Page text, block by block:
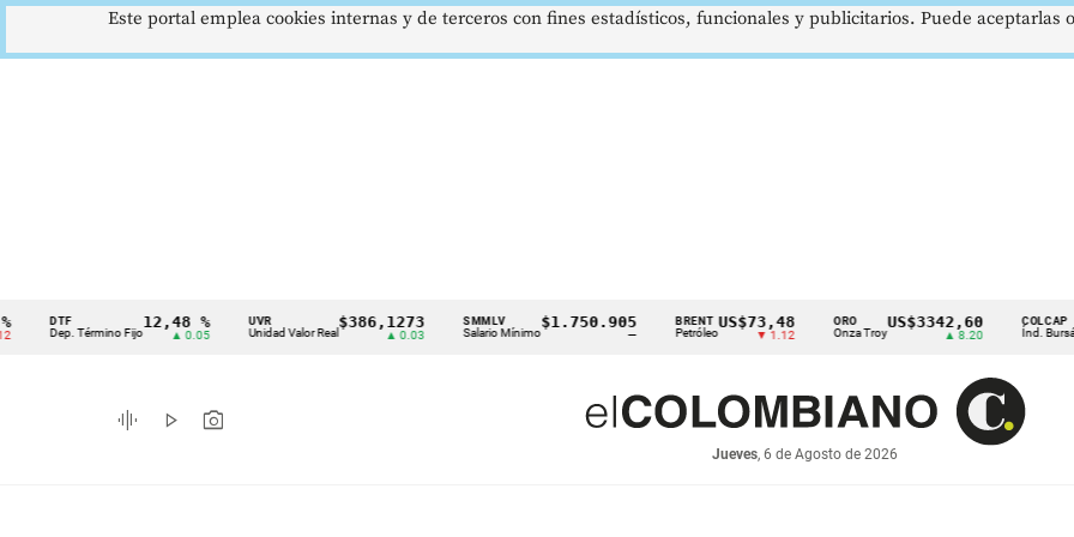
Cintillo
indicadores
económicos
DTF
Dep. Término Fijo
12,48 %
▲ 0.05
UVR
Unidad Valor Real
$386,1273 SMMLV
Salario Mínimo
$1.750.905 BRENT
Petróleo
US$73,48
▼ 1.12
ORO
Onza Troy
US$3342,60 COLCAP
Índ. Bursátil
graphic_eq play_arrow photo_camera
Jueves, 6 de Agosto de 2026
Este portal emplea cookies internas y de terceros con fines estadísticos, funcionales y publicitarios. Puede aceptarlas